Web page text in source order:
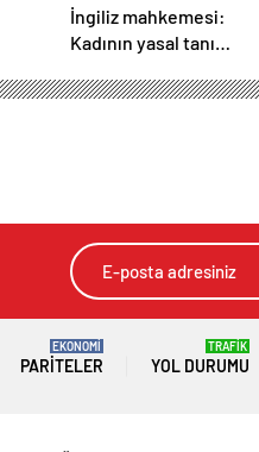
İngiliz mahkemesi:
Kadının yasal tanımı
dayanır
tepki çekti: